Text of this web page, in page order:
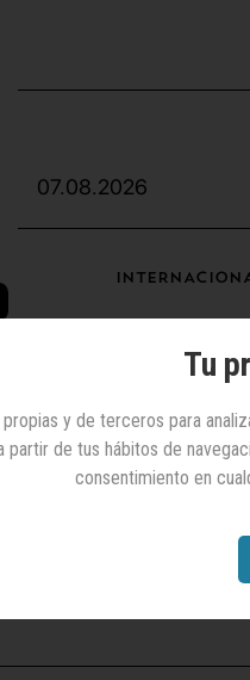
07.08.2026
Tu
y de terceros para
partir de tus hábitos de
consentimiento en